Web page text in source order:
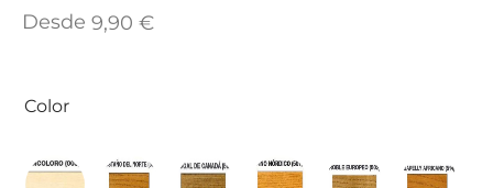
Desde 9,90 €
Color
ADHESIVOS Y COLAS
Y SUELOS